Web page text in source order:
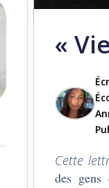
«
Cette
des